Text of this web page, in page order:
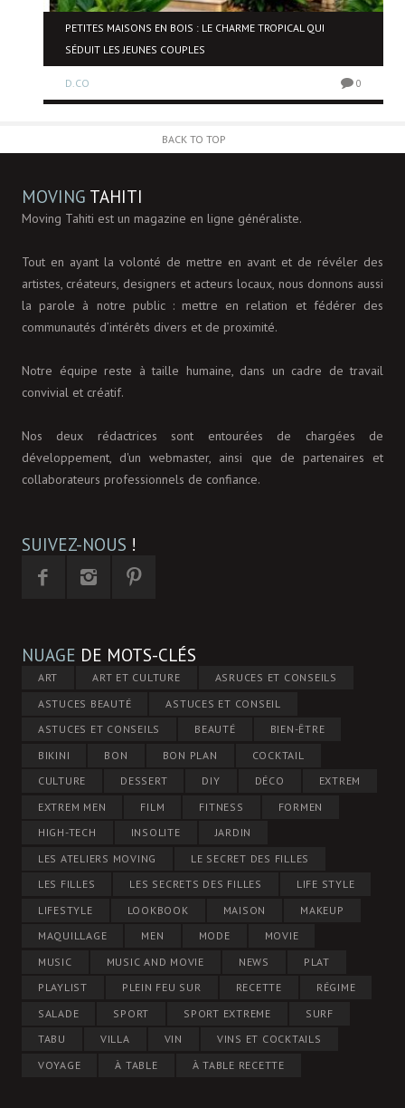
PETITES MAISONS EN BOIS : LE CHARME TROPICAL QUI
SÉDUIT LES JEUNES COUPLES
D.CO 0
BACK TO TOP
MOVING TAHITI
Moving Tahiti est un magazine en ligne généraliste.
Tout en ayant la volonté de mettre en avant et de révéler des
artistes, créateurs, designers et acteurs locaux, nous donnons aussi
la parole à notre public : mettre en relation et fédérer des
communautés d’intérêts divers et de proximité.
Notre équipe reste à taille humaine, dans un cadre de travail
convivial et créatif.
Nos deux rédactrices sont entourées de chargées de
développement, d'un webmaster, ainsi que de partenaires et
collaborateurs professionnels de confiance.
SUIVEZ-NOUS !
NUAGE DE MOTS-CLÉS
ART ART ET CULTURE
ASRUCES ET CONSEILS
ASTUCES BEAUTÉ
ASTUCES ET CONSEIL
ASTUCES ET CONSEILS
BEAUTÉ
BIEN-ÊTRE
BIKINI
BON BON PLAN
COCKTAIL
CULTURE
DESSERT DIY DÉCO
EXTREM
EXTREM MEN
FILM FITNESS
FORMEN
HIGH-TECH
INSOLITE
JARDIN
LES ATELIERS MOVING
LE SECRET DES FILLES
LES FILLES
LES SECRETS DES FILLES
LIFE STYLE
LIFESTYLE
LOOKBOOK MAISON
MAKEUP
MAQUILLAGE
MEN MODE
MOVIE
MUSIC
MUSIC AND MOVIE NEWS
PLAT
PLAYLIST
PLEIN FEU SUR RECETTE
RÉGIME
SALADE
SPORT SPORT EXTREME
SURF
TABU
VILLA VIN
VINS ET COCKTAILS
VOYAGE
À TABLE À TABLE RECETTE